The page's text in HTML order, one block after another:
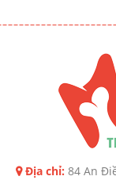
Địa chỉ: 84 An